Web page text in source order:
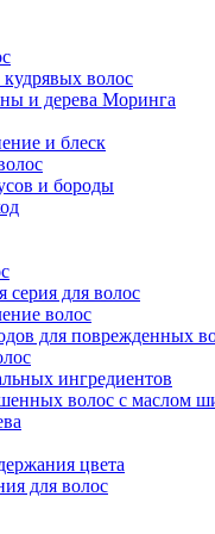
волос
и дерева Моринга
и блеск
и бороды
для волос
волос
для поврежденных
ингредиентов
волос с маслом
цвета
для волос